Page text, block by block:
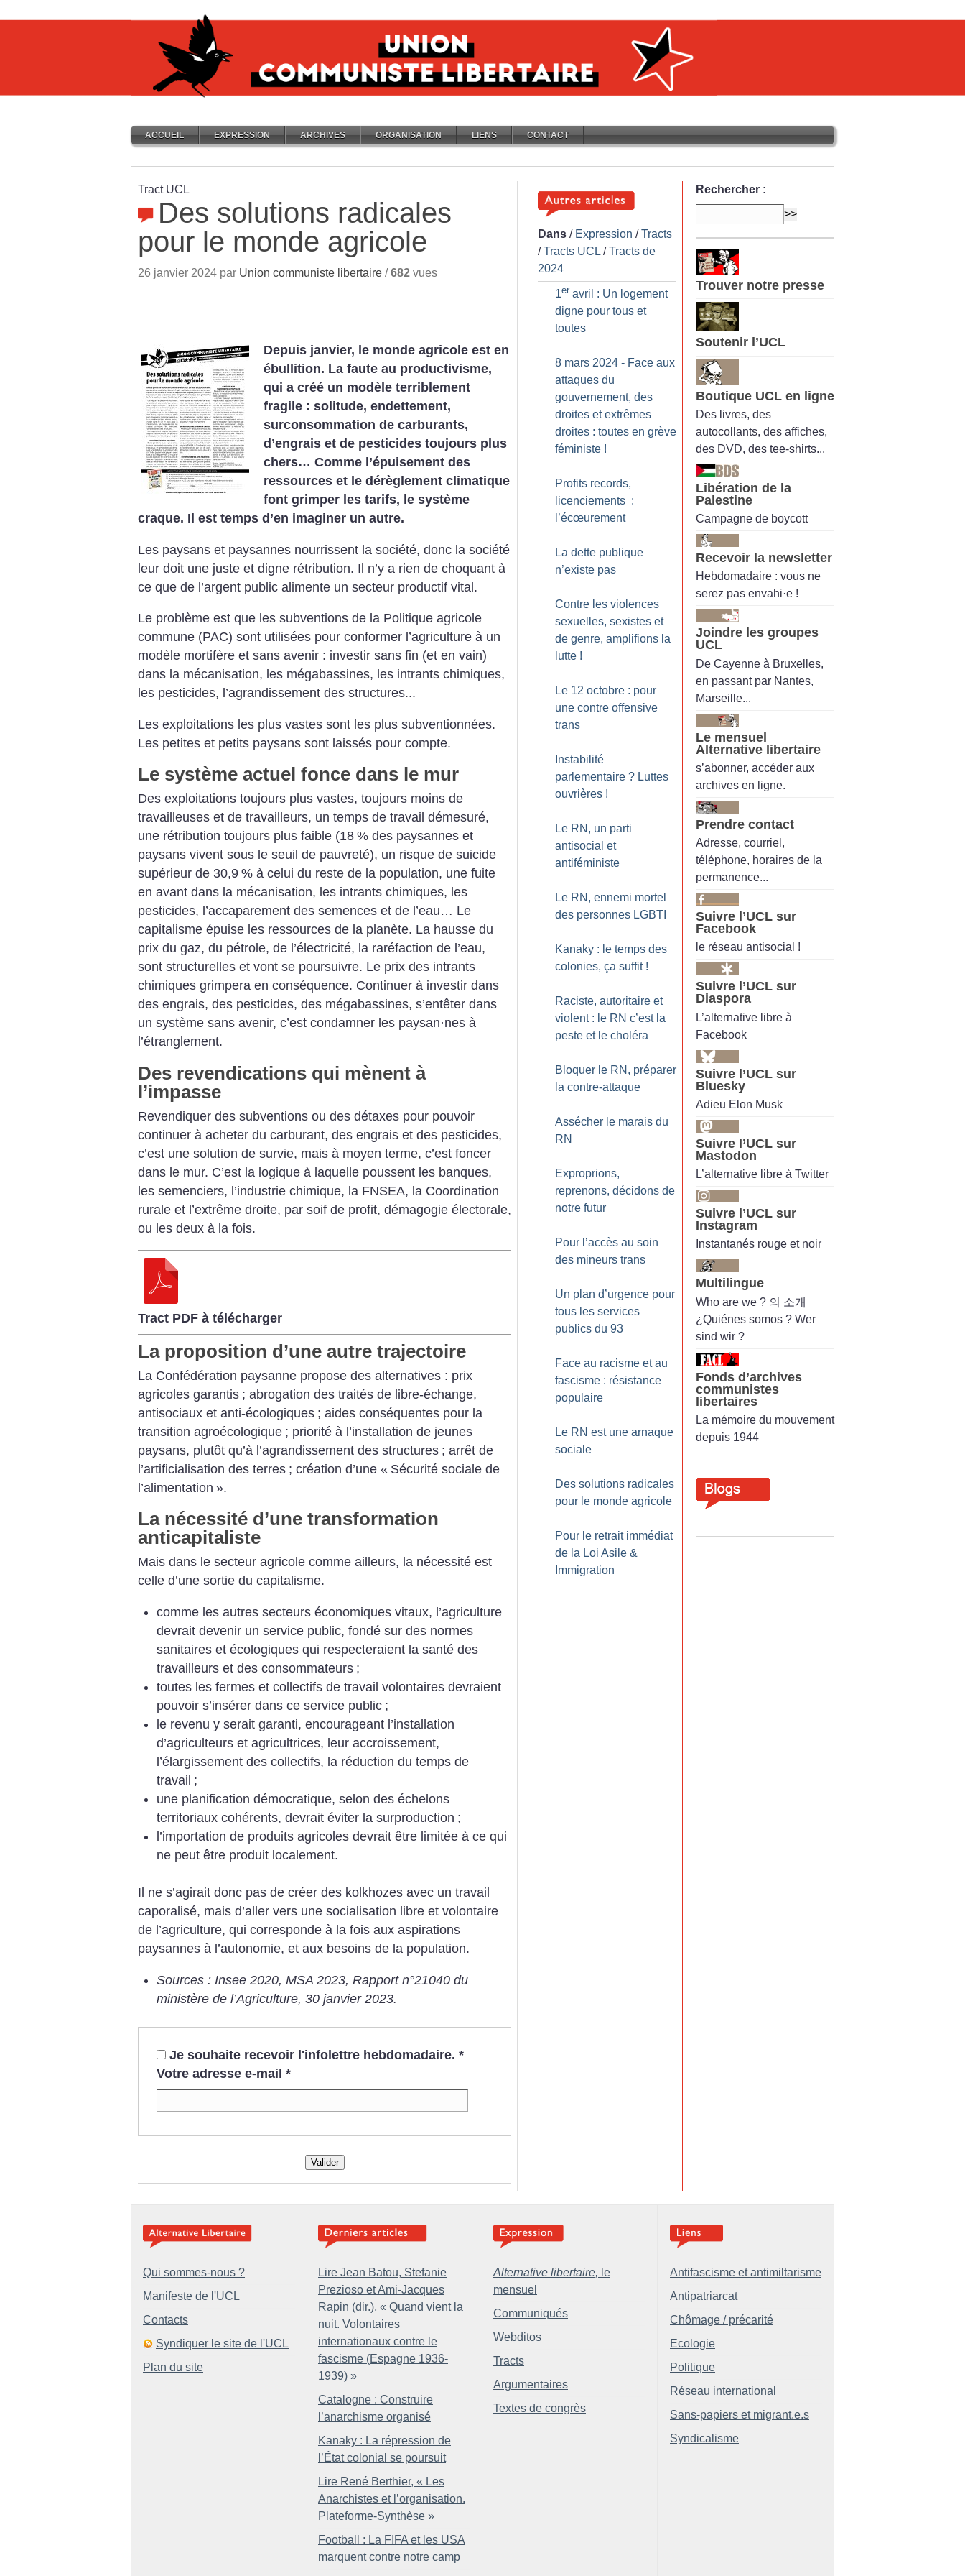
ACCUEIL EXPRESSION ARCHIVES ORGANISATION LIENS CONTACT
Tract UCL
Des solutions radicales
pour le monde agricole
26 janvier 2024 par Union communiste libertaire /682 vues
Depuis janvier, le monde agricole est en
ébullition. La faute au productivisme,
qui a créé un modèle terriblement
fragile : solitude, endettement,
surconsommation de carburants,
d’engrais et de pesticides toujours plus
chers… Comme l’épuisement des
ressources et le dérèglement climatique
font grimper les tarifs, le système
craque. Il est temps d’en imaginer un autre.
Les paysans et paysannes nourrissent la société, donc la société
leur doit une juste et digne rétribution. Il n’y a rien de choquant à
ce que de l’argent public alimente un secteur productif vital.
Le problème est que les subventions de la Politique agricole
commune (PAC) sont utilisées pour conformer l’agriculture à un
modèle mortifère et sans avenir : investir sans fin (et en vain)
dans la mécanisation, les mégabassines, les intrants chimiques,
les pesticides, l’agrandissement des structures...
Les exploitations les plus vastes sont les plus subventionnées.
Les petites et petits paysans sont laissés pour compte.
Le système actuel fonce dans le mur
Des exploitations toujours plus vastes, toujours moins de
travailleuses et de travailleurs, un temps de travail démesuré,
une rétribution toujours plus faible (18 % des paysannes et
paysans vivent sous le seuil de pauvreté), un risque de suicide
supérieur de 30,9 % à celui du reste de la population, une fuite
en avant dans la mécanisation, les intrants chimiques, les
pesticides, l’accaparement des semences et de l’eau… Le
capitalisme épuise les ressources de la planète. La hausse du
prix du gaz, du pétrole, de l’électricité, la raréfaction de l’eau,
sont structurelles et vont se poursuivre. Le prix des intrants
chimiques grimpera en conséquence. Continuer à investir dans
des engrais, des pesticides, des mégabassines, s’entêter dans
un système sans avenir, c’est condamner les paysan·nes à
l’étranglement.
Des revendications qui mènent à
l’impasse
Revendiquer des subventions ou des détaxes pour pouvoir
continuer à acheter du carburant, des engrais et des pesticides,
c’est une solution de survie, mais à moyen terme, c’est foncer
dans le mur. C’est la logique à laquelle poussent les banques,
les semenciers, l’industrie chimique, la FNSEA, la Coordination
rurale et l’extrême droite, par soif de profit, démagogie électorale,
ou les deux à la fois.
Tract PDF à télécharger
La proposition d’une autre trajectoire
La Confédération paysanne propose des alternatives : prix
agricoles garantis ; abrogation des traités de libre-échange,
antisociaux et anti-écologiques ; aides conséquentes pour la
transition agroécologique ; priorité à l’installation de jeunes
paysans, plutôt qu’à l’agrandissement des structures ; arrêt de
l’artificialisation des terres ; création d’une « Sécurité sociale de
l’alimentation ».
La nécessité d’une transformation
anticapitaliste
Mais dans le secteur agricole comme ailleurs, la nécessité est
celle d’une sortie du capitalisme.
comme les autres secteurs économiques vitaux, l’agriculture
devrait devenir un service public, fondé sur des normes
sanitaires et écologiques qui respecteraient la santé des
travailleurs et des consommateurs ;
toutes les fermes et collectifs de travail volontaires devraient
pouvoir s’insérer dans ce service public ;
le revenu y serait garanti, encourageant l’installation
d’agriculteurs et agricultrices, leur accroissement,
l’élargissement des collectifs, la réduction du temps de
travail ;
une planification démocratique, selon des échelons
territoriaux cohérents, devrait éviter la surproduction ;
l’importation de produits agricoles devrait être limitée à ce qui
ne peut être produit localement.
Il ne s’agirait donc pas de créer des kolkhozes avec un travail
caporalisé, mais d’aller vers une socialisation libre et volontaire
de l’agriculture, qui corresponde à la fois aux aspirations
paysannes à l’autonomie, et aux besoins de la population.
Sources : Insee 2020, MSA 2023, Rapport n°21040 du
ministère de l’Agriculture, 30 janvier 2023.
Je souhaite recevoir l'infolettre hebdomadaire. *
Votre adresse e-mail *
Valider
Dans / Expression /Tracts
/Tracts UCL /Tracts de
2024
1er avril : Un logement
digne pour tous et
toutes
8 mars 2024 - Face aux
attaques du
gouvernement, des
droites et extrêmes
droites : toutes en grève
féministe !
Profits records,
licenciements :
l’écœurement
La dette publique
n’existe pas
Contre les violences
sexuelles, sexistes et
de genre, amplifions la
lutte !
Le 12 octobre : pour
une contre offensive
trans
Instabilité
parlementaire ? Luttes
ouvrières !
Le RN, un parti
antisocial et
antiféministe
Le RN, ennemi mortel
des personnes LGBTI
Kanaky : le temps des
colonies, ça suffit !
Raciste, autoritaire et
violent : le RN c’est la
peste et le choléra
Bloquer le RN, préparer
la contre-attaque
Assécher le marais du
RN
Exproprions,
reprenons, décidons de
notre futur
Pour l’accès au soin
des mineurs trans
Un plan d’urgence pour
tous les services
publics du 93
Face au racisme et au
fascisme : résistance
populaire
Le RN est une arnaque
sociale
Des solutions radicales
pour le monde agricole
Pour le retrait immédiat
de la Loi Asile &
Immigration
Rechercher :
Trouver notre presse
Soutenir l’UCL
Boutique UCL en ligne
Des livres, des
autocollants, des affiches,
des DVD, des tee-shirts...
Libération de la
Palestine
Campagne de boycott
Recevoir la newsletter
Hebdomadaire : vous ne
serez pas envahi·e !
Joindre les groupes
UCL
De Cayenne à Bruxelles,
en passant par Nantes,
Marseille...
Le mensuel
Alternative libertaire
s’abonner, accéder aux
archives en ligne.
Prendre contact
Adresse, courriel,
téléphone, horaires de la
permanence...
Suivre l’UCL sur
Facebook
le réseau antisocial !
Suivre l’UCL sur
Diaspora
L’alternative libre à
Facebook
Suivre l’UCL sur
Bluesky
Adieu Elon Musk
Suivre l’UCL sur
Mastodon
L’alternative libre à Twitter
Suivre l’UCL sur
Instagram
Instantanés rouge et noir
Multilingue
Who are we ? 의 소개
¿Quiénes somos ? Wer
sind wir ?
Fonds d’archives
communistes
libertaires
La mémoire du mouvement
depuis 1944
Qui sommes-nous ?
Manifeste de l'UCL
Contacts
Syndiquer le site de l'UCL
Plan du site
Lire Jean Batou, Stefanie
Prezioso et Ami-Jacques
Rapin (dir.), « Quand vient la
nuit. Volontaires
internationaux contre le
fascisme (Espagne 1936-
1939) »
Catalogne : Construire
l’anarchisme organisé
Kanaky : La répression de
l’État colonial se poursuit
Lire René Berthier, « Les
Anarchistes et l’organisation.
Plateforme-Synthèse »
Football : La FIFA et les USA
marquent contre notre camp
Alternative libertaire, le
mensuel
Communiqués
Webditos
Tracts
Argumentaires
Textes de congrès
Antifascisme et antimiltarisme
Antipatriarcat
Chômage / précarité
Ecologie
Politique
Réseau international
Sans-papiers et migrant.e.s
Syndicalisme